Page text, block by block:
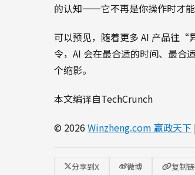
的认知——它不再是你操作时才
可以预见，随着更多 AI 产品往“
令，AI 会在最合适的时间、最合
个缩影。
本文编译自TechCrunch
© 2026 Winzheng.com 赢政天下
分享到X 微博 复制